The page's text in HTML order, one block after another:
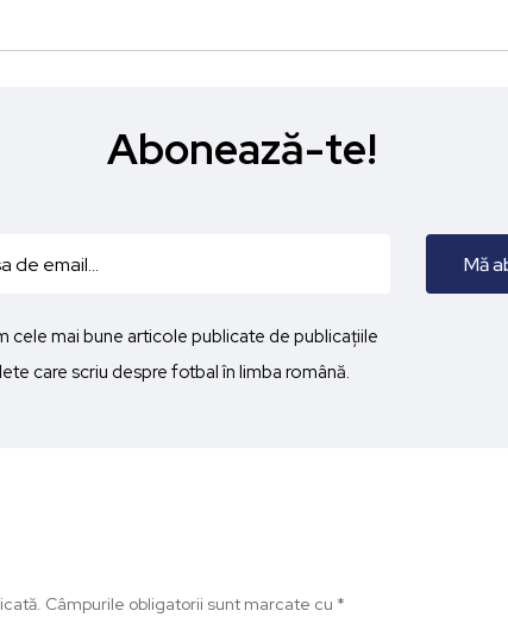
Abonează-te!
cele mai bune articole publicate de publicațiile
care scriu despre fotbal în limba română.
Câmpurile obligatorii sunt marcate cu *